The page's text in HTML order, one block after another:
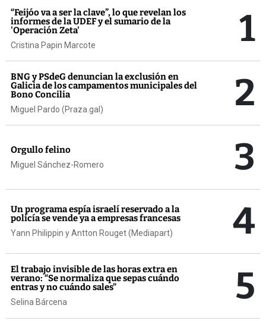
“Feijóo va a ser la clave”, lo que revelan los
informes de la UDEF y el sumario de la
'Operación Zeta'
Cristina Papin Marcote 1
BNG y PSdeG denuncian la exclusión en
Galicia de los campamentos municipales del
Bono Concilia
Miguel Pardo (Praza.gal) 2
Orgullo felino
Miguel Sánchez-Romero 3
Un programa espía israelí reservado a la
policía se vende ya a empresas francesas
Yann Philippin y Antton Rouget (Mediapart) 4
El trabajo invisible de las horas extra en
verano: “Se normaliza que sepas cuándo
entras y no cuándo sales"
Selina Bárcena 5